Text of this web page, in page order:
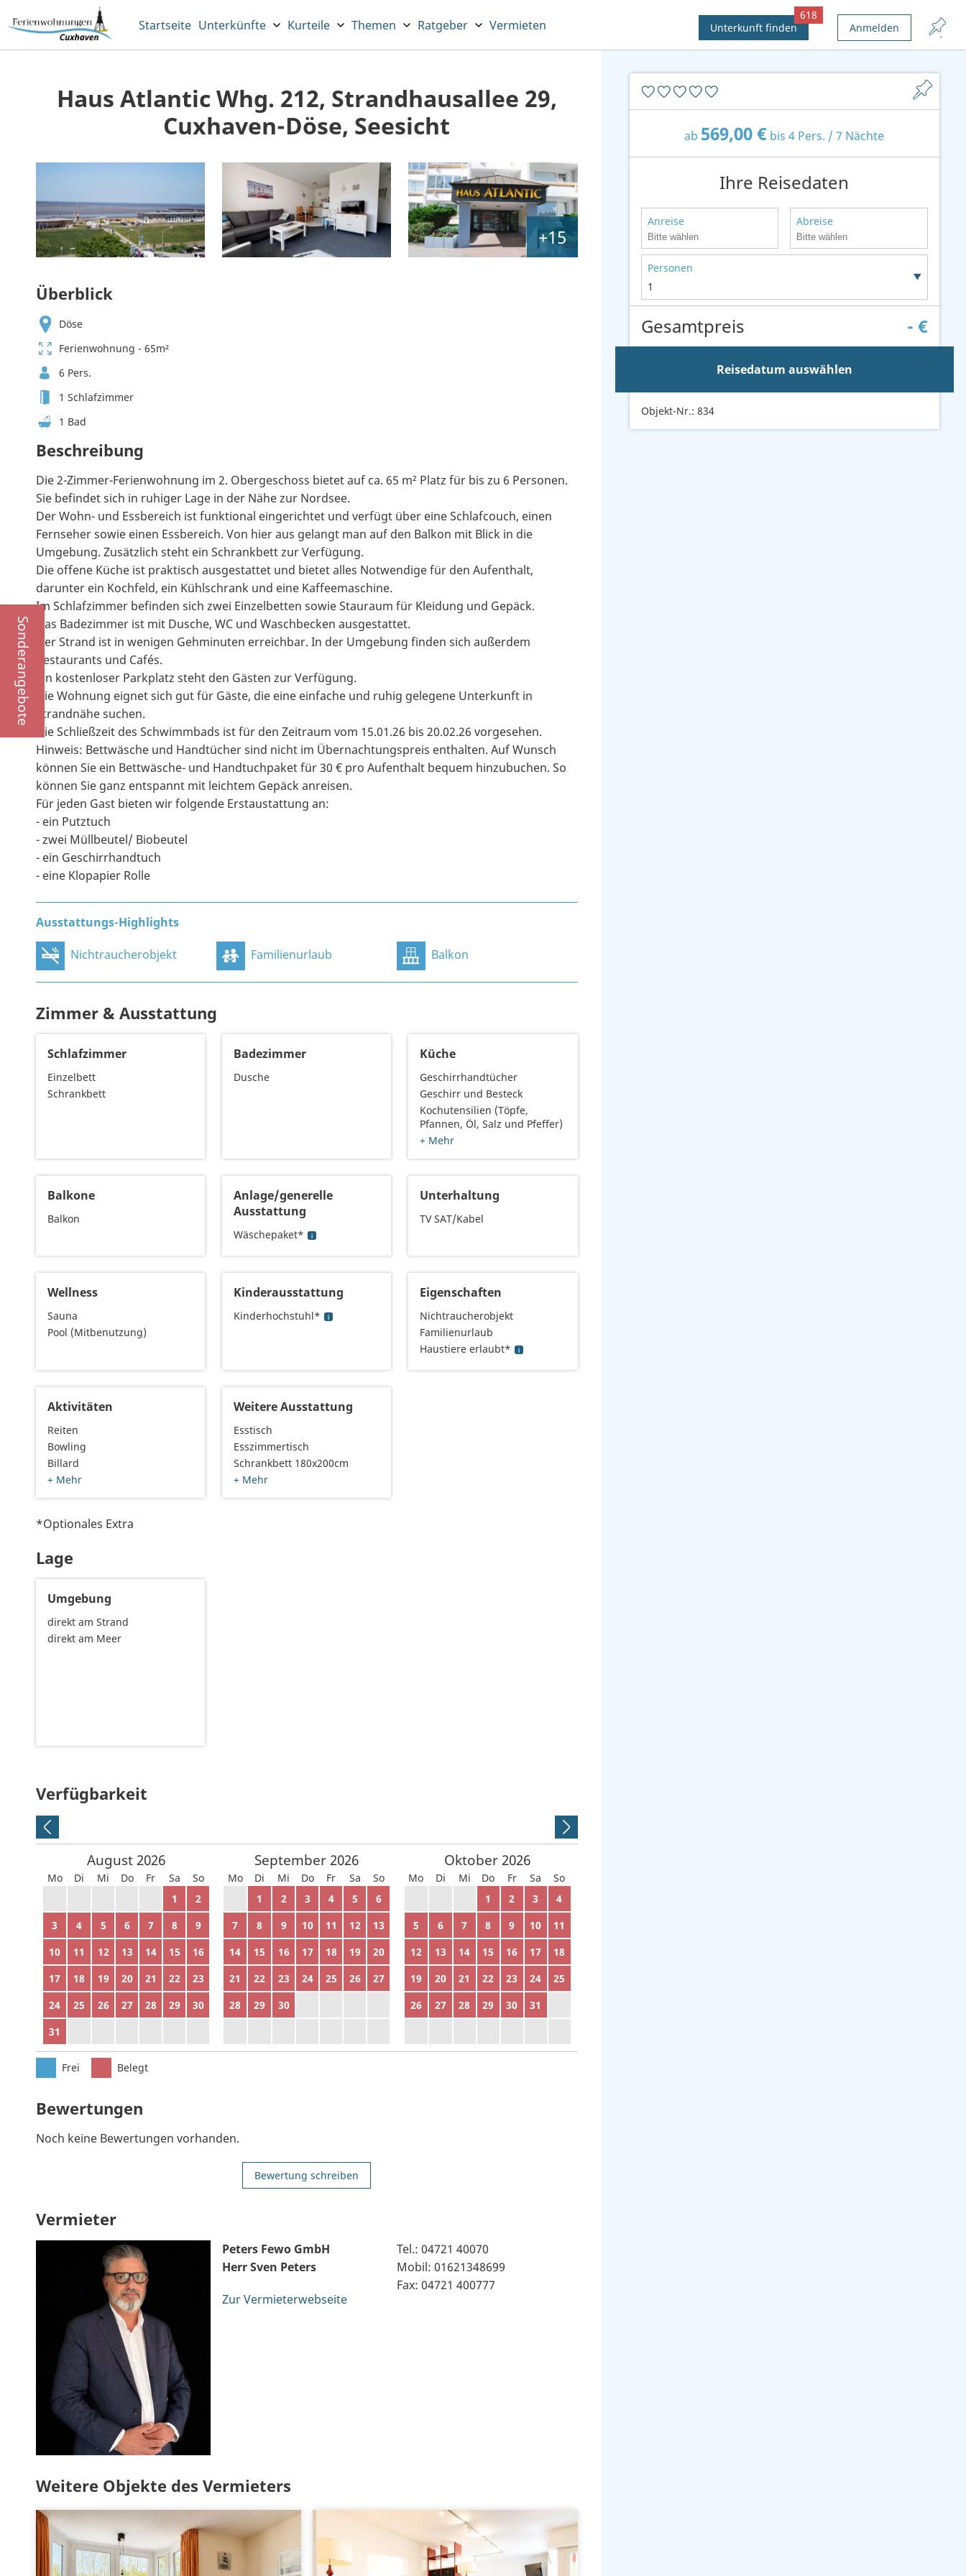
Sonderangebote
Startseite Unterkünfte Kurteile Themen Ratgeber Vermieten Unterkunft finden
618
Anmelden
Haus Atlantic Whg. 212, Strandhausallee 29,
Cuxhaven-Döse, Seesicht
+15
Überblick
Döse
Ferienwohnung - 65m²
6 Pers.
1 Schlafzimmer
1 Bad
Beschreibung
Die 2-Zimmer-Ferienwohnung im 2. Obergeschoss bietet auf ca. 65 m² Platz für bis zu 6 Personen.
Sie befindet sich in ruhiger Lage in der Nähe zur Nordsee.
Der Wohn- und Essbereich ist funktional eingerichtet und verfügt über eine Schlafcouch, einen
Fernseher sowie einen Essbereich. Von hier aus gelangt man auf den Balkon mit Blick in die
Umgebung. Zusätzlich steht ein Schrankbett zur Verfügung.
Die offene Küche ist praktisch ausgestattet und bietet alles Notwendige für den Aufenthalt,
darunter ein Kochfeld, ein Kühlschrank und eine Kaffeemaschine.
Im Schlafzimmer befinden sich zwei Einzelbetten sowie Stauraum für Kleidung und Gepäck.
Das Badezimmer ist mit Dusche, WC und Waschbecken ausgestattet.
Der Strand ist in wenigen Gehminuten erreichbar. In der Umgebung finden sich außerdem
Restaurants und Cafés.
Ein kostenloser Parkplatz steht den Gästen zur Verfügung.
Die Wohnung eignet sich gut für Gäste, die eine einfache und ruhig gelegene Unterkunft in
Strandnähe suchen.
Die Schließzeit des Schwimmbads ist für den Zeitraum vom 15.01.26 bis 20.02.26 vorgesehen.
Hinweis: Bettwäsche und Handtücher sind nicht im Übernachtungspreis enthalten. Auf Wunsch
können Sie ein Bettwäsche- und Handtuchpaket für 30 € pro Aufenthalt bequem hinzubuchen. So
können Sie ganz entspannt mit leichtem Gepäck anreisen.
Für jeden Gast bieten wir folgende Erstaustattung an:
- ein Putztuch
- zwei Müllbeutel/ Biobeutel
- ein Geschirrhandtuch
- eine Klopapier Rolle
Ausstattungs-Highlights
Nichtraucherobjekt Familienurlaub Balkon
Zimmer & Ausstattung
Schlafzimmer
Einzelbett
Schrankbett
Badezimmer
Dusche
Küche
Geschirrhandtücher
Geschirr und Besteck
Kochutensilien (Töpfe,
Pfannen, Öl, Salz und Pfeffer)
+ Mehr
Balkone
Balkon
Anlage/generelle
Ausstattung
Wäschepaket*
Unterhaltung
TV SAT/Kabel
Wellness
Sauna
Pool (Mitbenutzung)
Kinderausstattung
Kinderhochstuhl*
Eigenschaften
Nichtraucherobjekt
Familienurlaub
Haustiere erlaubt*
Aktivitäten
Reiten
Bowling
Billard
+ Mehr
Weitere Ausstattung
Esstisch
Esszimmertisch
Schrankbett 180x200cm
+ Mehr
*Optionales Extra
Lage
Umgebung
direkt am Strand
direkt am Meer
Verfügbarkeit
August 2026
Mo Di Mi Do Fr Sa
So
1
2
3
4 5 6 7 8
9
10
11 12 13 14 15
16
17
18 19 20 21 22
23
24
25 26 27 28 29
30
31
September 2026
Mo Di Mi Do Fr Sa
So
1 2 3 4 5
6
7
8 9 10 11 12
13
14
15 16 17 18 19
20
21
22 23 24 25 26
27
28
29 30
Oktober 2026
Mo Di Mi Do Fr Sa
So
1 2 3
4
5
6 7 8 9 10
11
12
13 14 15 16 17
18
19
20 21 22 23 24
25
26
27 28 29 30 31
Frei Belegt
Bewertungen
Noch keine Bewertungen vorhanden.
Bewertung schreiben
Vermieter
Peters Fewo GmbH
Herr Sven Peters
Zur Vermieterwebseite
Tel.: 04721 40070
Mobil: 01621348699
Fax: 04721 400777
Weitere Objekte des Vermieters
ab 569,00 € bis 4 Pers. / 7 Nächte
Ihre Reisedaten
Anreise Abreise
Personen
1
Gesamtpreis - €
Reisedatum auswählen
Objekt-Nr.: 834